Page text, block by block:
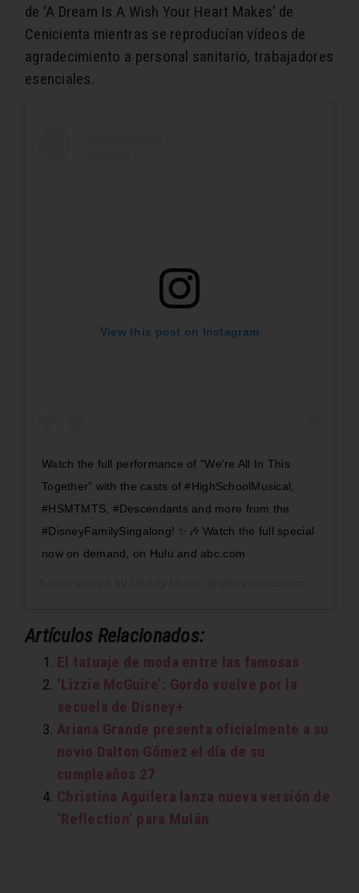
de ‘A Dream Is A Wish Your Heart Makes’ de
Cenicienta mientras se reproducían vídeos de
agradecimiento a personal sanitario, trabajadores
esenciales.
View this post on Instagram
Watch the full performance of "We're All In This
Together" with the casts of #HighSchoolMusical,
#HSMTMTS, #Descendants and more from the
#DisneyFamilySingalong! ✨🎶 Watch the full special
now on demand, on Hulu and abc.com
Artículos Relacionados:
El tatuaje de moda entre las famosas
‘Lizzie McGuire’: Gordo vuelve por la
secuela de Disney+
Ariana Grande presenta oficialmente a su
novio Dalton Gómez el día de su
cumpleaños 27
Christina Aguilera lanza nueva versión de
‘Reflection’ para Mulán